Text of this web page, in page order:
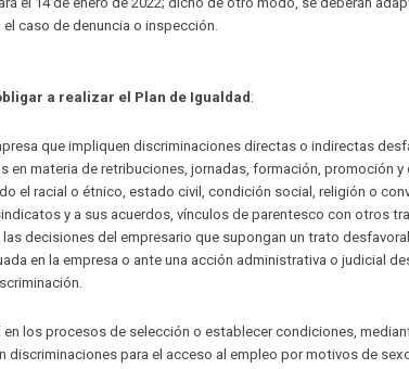
caso de denuncia o inspección.
a realizar el Plan de Igualdad :
que impliquen discriminaciones directas o indirectas
en materia de retribuciones, jornadas, formación, promoción
el racial o étnico, estado civil, condición social, religión o
y a sus acuerdos, vínculos de parentesco con otros
decisiones del empresario que supongan un trato
en la empresa o ante una acción administrativa o judicial
los procesos de selección o establecer condiciones,
discriminaciones para el acceso al empleo por motivos de